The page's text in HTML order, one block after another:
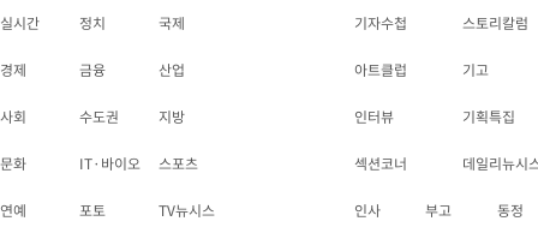
실시간 정치 국제
경제 금융 산업
사회 수도권 지방
문화 IT·바이오 스포츠
연예 포토 TV뉴시스
기자수첩 스토리칼럼
아트클럽 기고
인터뷰 기획특집
섹션코너 데일리뉴시
인사 부고 동정